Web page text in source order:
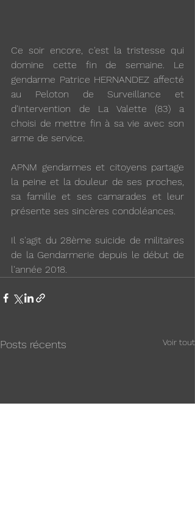
Ce soir encore, c'est la tristesse qui
domine cette fin de semaine. Le
gendarme Patrice HERNANDEZ affecté
au Peloton de Surveillance et
d'intervention de La Valette (83) a
choisi de mettre fin à sa vie avec son
arme de service.
APNM gendarmes et citoyens partage
la peine et la douleur de ses proches,
sa famille et ses camarades et leur
présente ses sincères condoléances.
Il s'agit du 28ème suicide de militaires
de la Gendarmerie depuis le début de
l'année 2018.
Posts récents Voir tout